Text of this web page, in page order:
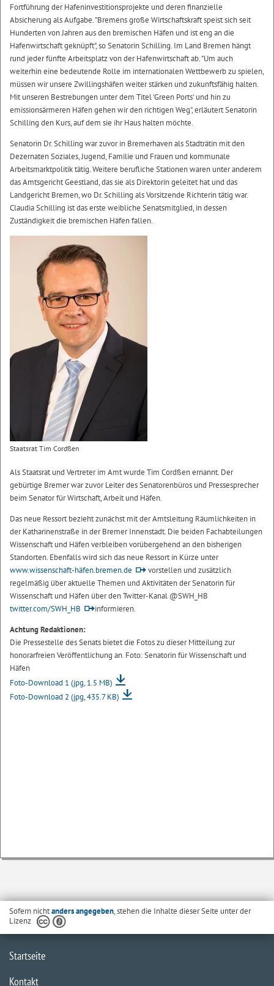
Fortführung der Hafeninvestitionsprojekte und deren finanzielle
Absicherung als Aufgabe. "Bremens große Wirtschaftskraft speist sich seit
Hunderten von Jahren aus den bremischen Häfen und ist eng an die
Hafenwirtschaft geknüpft", so Senatorin Schilling. Im Land Bremen hängt
rund jeder fünfte Arbeitsplatz von der Hafenwirtschaft ab. "Um auch
weiterhin eine bedeutende Rolle im internationalen Wettbewerb zu spielen,
müssen wir unsere Zwillingshäfen weiter stärken und zukunftsfähig halten.
Mit unseren Bestrebungen unter dem Titel 'Green Ports' und hin zu
emissionsärmeren Häfen gehen wir den richtigen Weg", erläutert Senatorin
Schilling den Kurs, auf dem sie ihr Haus halten möchte.
Senatorin Dr. Schilling war zuvor in Bremerhaven als Stadträtin mit den
Dezernaten Soziales, Jugend, Familie und Frauen und kommunale
Arbeitsmarktpolitik tätig. Weitere berufliche Stationen waren unter anderem
das Amtsgericht Geestland, das sie als Direktorin geleitet hat und das
Landgericht Bremen, wo Dr. Schilling als Vorsitzende Richterin tätig war.
Claudia Schilling ist das erste weibliche Senatsmitglied, in dessen
Zuständigkeit die bremischen Häfen fallen.
Staatsrat Tim Cordßen
Als Staatsrat und Vertreter im Amt wurde Tim Cordßen ernannt. Der
gebürtige Bremer war zuvor Leiter des Senatorenbüros und Pressesprecher
beim Senator für Wirtschaft, Arbeit und Häfen.
Das neue Ressort bezieht zunächst mit der Amtsleitung Räumlichkeiten in
der Katharinenstraße in der Bremer Innenstadt. Die beiden Fachabteilungen
Wissenschaft und Häfen verbleiben vorübergehend an den bisherigen
Standorten. Ebenfalls wird sich das neue Ressort in Kürze unter
www.wissenschaft-häfen.bremen.de
vorstellen und zusätzlich
regelmäßig über aktuelle Themen und Aktivitäten der Senatorin für
Wissenschaft und Häfen über den Twitter-Kanal @SWH_HB
twitter.com/SWH_HB
informieren.
Achtung Redaktionen:
Die Pressestelle des Senats bietet die Fotos zu dieser Mitteilung zur
honorarfreien Veröffentlichung an. Foto: Senatorin für Wissenschaft und
Häfen
Foto-Download 1 (jpg, 1.5 MB)
Foto-Download 2 (jpg, 435.7 KB)
Sofern nichtanders angegeben, stehen die Inhalte dieser Seite unter der
Lizenz
Startseite
Kontakt